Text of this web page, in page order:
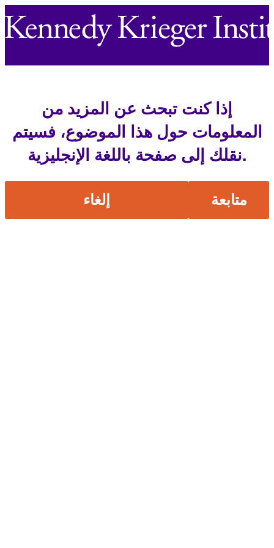
إذا كنت تبحث عن المزيد من
المعلومات حول هذا الموضوع، فسيتم
نقلك إلى صفحة باللغة الإنجليزية.
إلغاء متابعة